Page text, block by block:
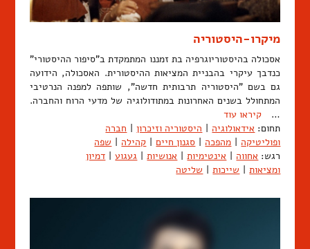
מיקרו-היסטוריה
אסכולה בהיסטוריוגרפיה בת זמננו המתמקדת ב"סיפור ההיסטורי"
כנדבך עיקרי בהבניית המציאות ההיסטורית. האסכולה, הידועה
גם בשם "היסטוריה תרבותית חדשה", שותפה למפנה הנרטיבי
המתחולל בשנים האחרונות במתודולוגיה של מדעי הרוח והחברה.
… קיראו עוד
תחום: אידאולוגיה היסטוריה וזיכרון
חברה
ופוליטיקה
מהפכה סגנון חיים קהילה
שפה
רגש: אחווה אינטימיות אנושיות געגוע
דמיון
ומציאות
שייכות שליטה